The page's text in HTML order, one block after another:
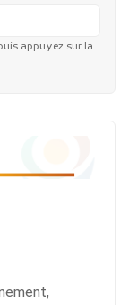
appuyez sur la